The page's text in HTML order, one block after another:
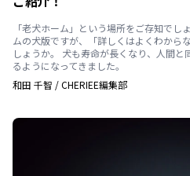
「老犬ホーム」という場所をご存知で
ムの犬版ですが、「詳しくはよくわから
しょうか。 犬も寿命が長くなり、人間
るようになってきました。
和田 千智 /CHERIEE編集部